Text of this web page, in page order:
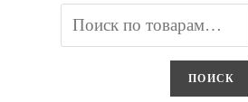
ПОИСК